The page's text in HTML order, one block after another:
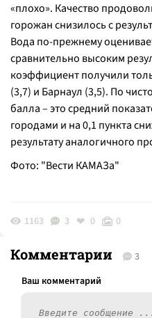
«плохо». Качество
горожан снизилось с
Вода по-прежнему
сравнительно высоким
коэффициент получили
(3,7) и Барнаул (3,5). По
балла – это средний
городами и на 0,1 пункта
результату аналогичного
Фото: "Вести КАМАЗа"
1163 3 0 0
Комментарии 3